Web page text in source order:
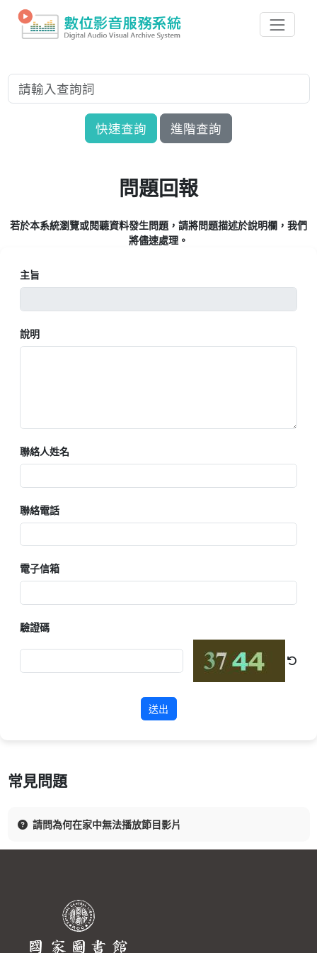
快速查詢 進階查詢
問題回報
若於本系統瀏覽或閱聽資料發生問題，請將問題描述於說明欄，我們
將儘速處理。
主旨
說明
聯絡人姓名
聯絡電話
電子信箱
驗證碼
送出
常見問題
請問為何在家中無法播放節目影片